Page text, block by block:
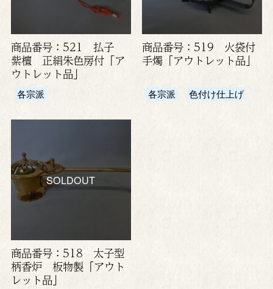
商品番号：521 払子
紫檀 正絹朱色房付「ア
ウトレット品」
各宗派
商品番号：519 火袋付
手燭「アウトレット品」
各宗派 色付け仕上げ
SOLDOUT
商品番号：518 太子型
柄香炉 板物製「アウト
レット品」